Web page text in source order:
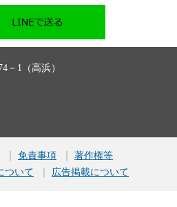
－1（高浜）
免責事項
著作権等
ついて
広告掲載について